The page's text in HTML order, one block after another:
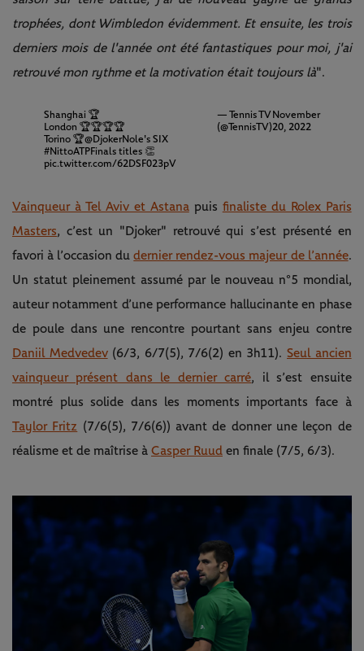
trophées, dont Wimbledon évidemment. Et ensuite, les trois
derniers mois de l'année ont été fantastiques pour moi, j'ai
retrouvé mon rythme et la motivation était toujours là".
Shanghai 🏆
London 🏆🏆🏆🏆
Torino 🏆@DjokerNole's SIX
#NittoATPFinalstitles 👏
pic.twitter.com/62DSF023pV
— Tennis TV
(@TennisTV)
November
20, 2022
Vainqueur à Tel Aviv et Astanapuis finaliste du Rolex Paris
Masters, c’est un "Djoker" retrouvé qui s’est présenté en
favori à l’occasion dudernier rendez-vous majeur de l’année.
Un statut pleinement assumé par le nouveau n°5 mondial,
auteur notamment d’une performance hallucinante en phase
de poule dans une rencontre pourtant sans enjeu contre
Daniil Medvedev(6/3, 6/7(5), 7/6(2) en 3h11).Seul ancien
vainqueur présent dans le dernier carré, il s’est ensuite
montré plus solide dans les moments importants face à
Taylor Fritz (7/6(5), 7/6(6)) avant de donner une leçon de
réalisme et de maîtrise à Casper Ruud en finale (7/5, 6/3).